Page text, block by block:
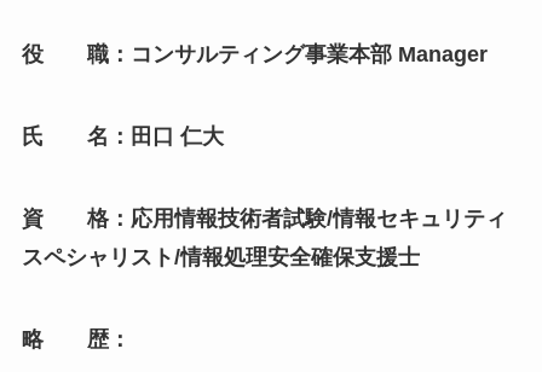
役 職：コンサルティング事業本部 Manager
氏 名：田口 仁大
資 格：応用情報技術者試験/情報セキュリティ
スペシャリスト/情報処理安全確保支援士
略 歴：